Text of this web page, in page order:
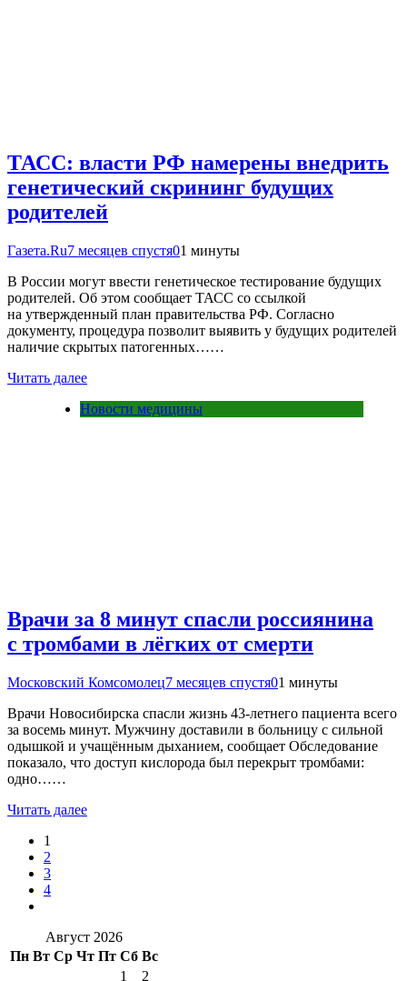
ТАСС: власти РФ намерены внедрить
генетический скрининг будущих
родителей
Газета.Ru7 месяцев спустя01 минуты
В России могут ввести генетическое тестирование будущих
родителей. Об этом сообщает ТАСС со ссылкой
на утвержденный план правительства РФ. Согласно
документу, процедура позволит выявить у будущих родителей
наличие скрытых патогенных……
Читать далее
Новости медицины
Врачи за 8 минут спасли россиянина
с тромбами в лёгких от смерти
Московский Комсомолец7 месяцев спустя01 минуты
Врачи Новосибирска спасли жизнь 43-летнего пациента всего
за восемь минут. Мужчину доставили в больницу с сильной
одышкой и учащённым дыханием, сообщает Обследование
показало, что доступ кислорода был перекрыт тромбами:
одно……
Читать далее
1
2
3
4
Август 2026
Пн Вт Ср Чт Пт Сб Вс
1
2